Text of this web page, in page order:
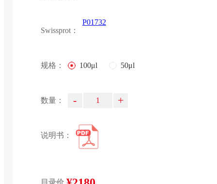
Swissprot：
P01732
规格： 100μl 50μl
数量： - +
说明书：